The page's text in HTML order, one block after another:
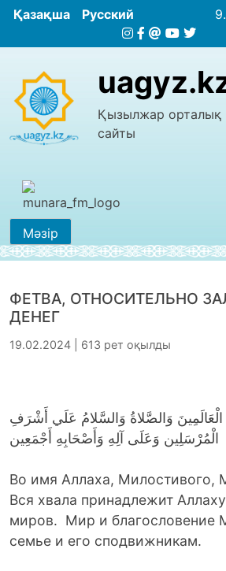
Қазақша Русский
Қызылжар орталық
сайты
Мәзір
ФЕТВА, ОТНОСИТЕЛЬНО
ДЕНЕГ
19.02.2024 | 613 рет оқылды
وَالصَّلاةُ وَالسَّلامُ عَلَي أَشْرَفِ
الْمُرْسَلِين وَعَلَى آلِهِ وَأَصْحَابِهِ أَجْمَعِين
Во имя Аллаха, Милостивого,
Вся хвала принадлежит
миров. Мир и благословение
семье и его сподвижникам.